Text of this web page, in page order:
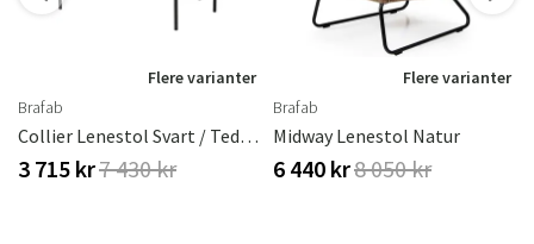
Flere varianter
Brafab
Collier Lenestol Svart / Teddy Black
3 715 kr7 430 kr
Flere varianter
Brafab
Midway Lenestol Natur
6 440 kr8 050 kr